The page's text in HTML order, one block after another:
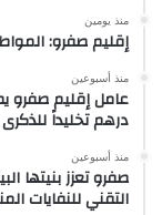
منذ يومين
إقليم صفرو:
منذ أسبوعين
درهم تخليداً
منذ أسبوعين
صفرو تعزز بنيتها
التقني للنفايات